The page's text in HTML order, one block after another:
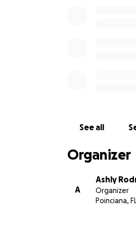
See all
Organizer
A
Ashly
Organizer
Poinciana,